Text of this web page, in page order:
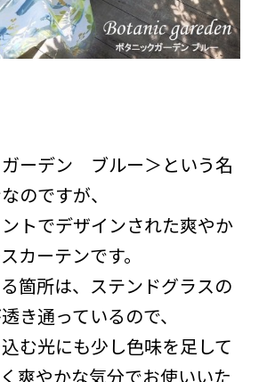
ーデン ブルー＞という名
のですが、
トでデザインされた爽やか
カーテンです。
箇所は、ステンドグラスの
き通っているので、
む光にも少し色味を足して
爽やかな気分でお使いいた